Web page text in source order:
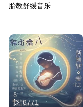
胎教舒缓音乐
6771